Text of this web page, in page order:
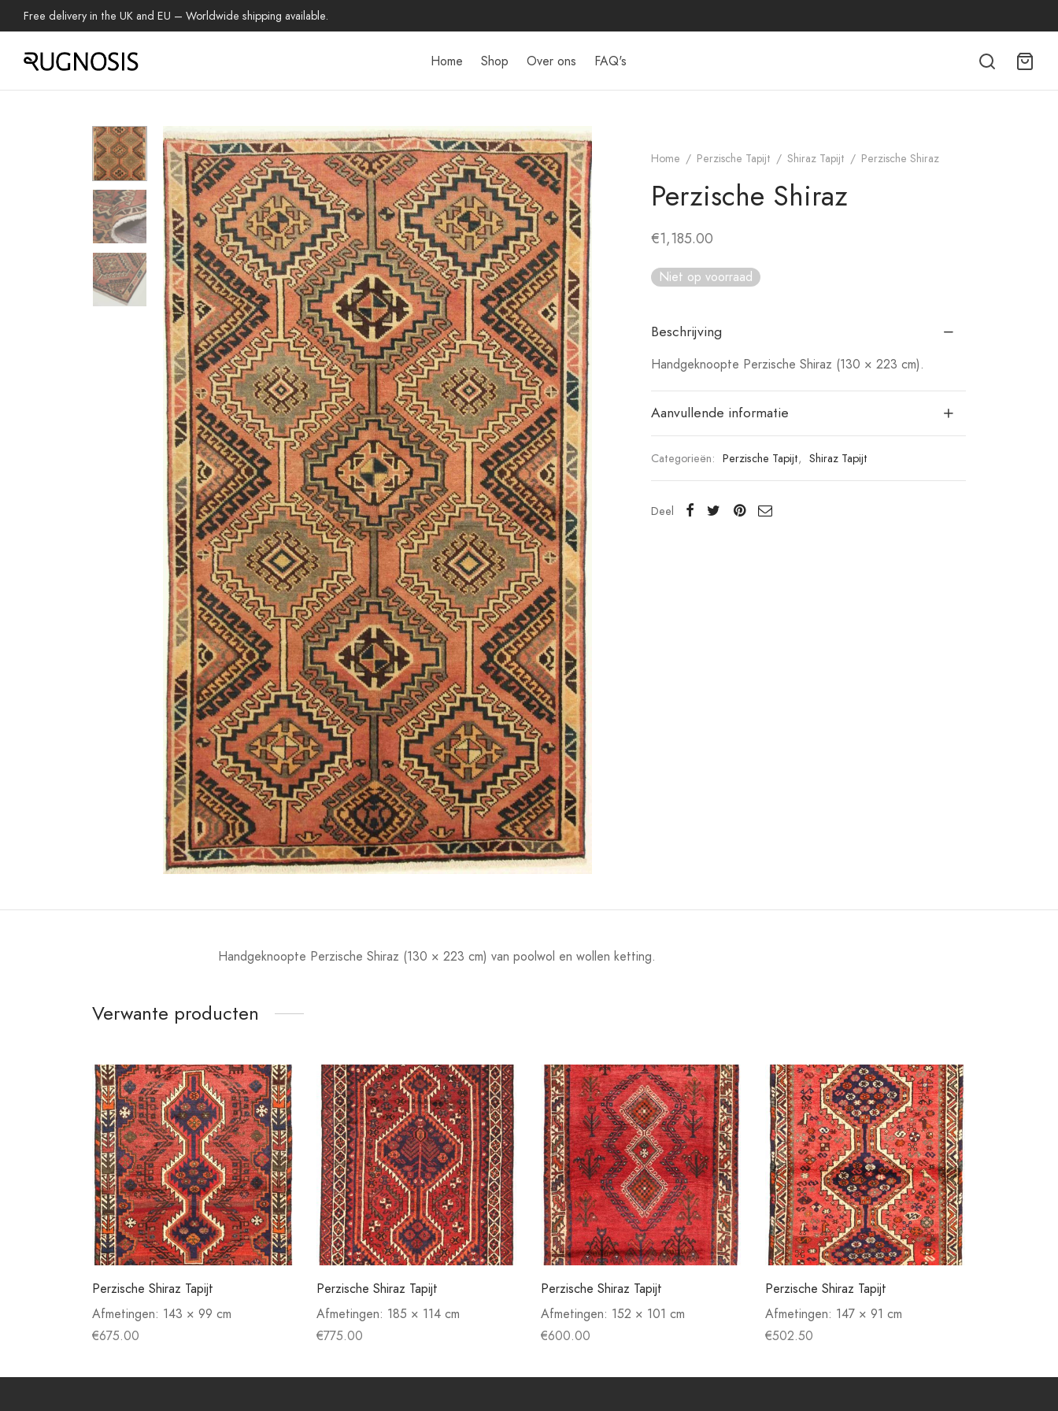
Free delivery in the UK and EU – Worldwide shipping available.
Home Shop Over ons FAQ's
Home / Perzische Tapijt / Shiraz Tapijt / Perzische Shiraz
Perzische Shiraz
€1,185.00
Niet op voorraad
Beschrijving
Handgeknoopte Perzische Shiraz (130 × 223 cm).
Aanvullende informatie
Categorieën: Perzische Tapijt, Shiraz Tapijt
Deel
Handgeknoopte Perzische Shiraz (130 × 223 cm) van poolwol en wollen ketting.
Verwante producten
Perzische Shiraz Tapijt
Afmetingen: 143 × 99 cm
€675.00
Perzische Shiraz Tapijt
Afmetingen: 185 × 114 cm
€775.00
Perzische Shiraz Tapijt
Afmetingen: 152 × 101 cm
€600.00
Perzische Shiraz Tapijt
Afmetingen: 147 × 91 cm
€502.50